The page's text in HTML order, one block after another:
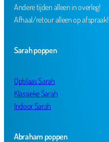
Andere tijden alleen in overleg!
Afhaal/retour alleen op afspraak!
Sarah poppen
Opblaas Sarah
Klassieke Sarah
Indoor Sarah
Abraham poppen